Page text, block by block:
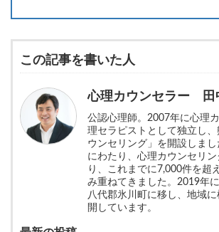
この記事を書いた人
心理カウンセラー 田
公認心理師。2007年に心理
理セラピストとして独立し
ウンセリング」を開設しま
にわたり、心理カウンセリ
り、これまでに7,000件を超
み重ねてきました。2019年
八代郡氷川町に移し、地域
開しています。